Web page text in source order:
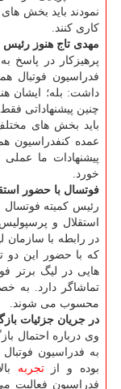
کاری کنند.
مهدی تاج هنوز
پرهیزکار در پاسخ
فدراسیون فوتبال
داشت: بله؛ ایشان
چنین پیشنهاداتی
باید بخش های
عمده کنفدراسیون
پیشنهادات ما
خورد.
فوتسال با حضور
رئیس کمیته فوتسال
استقلال و
در رابطه با
که با حضور این دو
هایی در لیگ برتر
تماشاگر دارد. به
محسوب می شوند.
در جریان جزئیات
وی درباره احتمال
بوده و ازتجربه
فدراسیون فعالیت